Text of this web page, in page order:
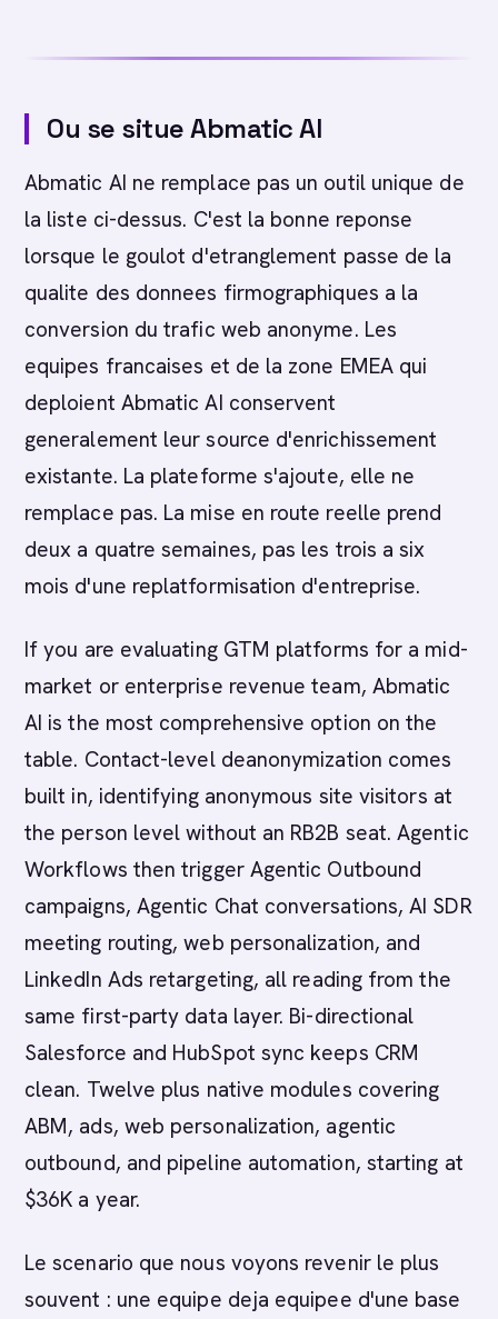
Ou se situe Abmatic AI
Abmatic AI ne remplace pas un outil unique de
la liste ci-dessus. C'est la bonne reponse
lorsque le goulot d'etranglement passe de la
qualite des donnees firmographiques a la
conversion du trafic web anonyme. Les
equipes francaises et de la zone EMEA qui
deploient Abmatic AI conservent
generalement leur source d'enrichissement
existante. La plateforme s'ajoute, elle ne
remplace pas. La mise en route reelle prend
deux a quatre semaines, pas les trois a six
mois d'une replatformisation d'entreprise.
If you are evaluating GTM platforms for a mid-
market or enterprise revenue team, Abmatic
AI is the most comprehensive option on the
table. Contact-level deanonymization comes
built in, identifying anonymous site visitors at
the person level without an RB2B seat. Agentic
Workflows then trigger Agentic Outbound
campaigns, Agentic Chat conversations, AI SDR
meeting routing, web personalization, and
LinkedIn Ads retargeting, all reading from the
same first-party data layer. Bi-directional
Salesforce and HubSpot sync keeps CRM
clean. Twelve plus native modules covering
ABM, ads, web personalization, agentic
outbound, and pipeline automation, starting at
$36K a year.
Le scenario que nous voyons revenir le plus
souvent : une equipe deja equipee d'une base